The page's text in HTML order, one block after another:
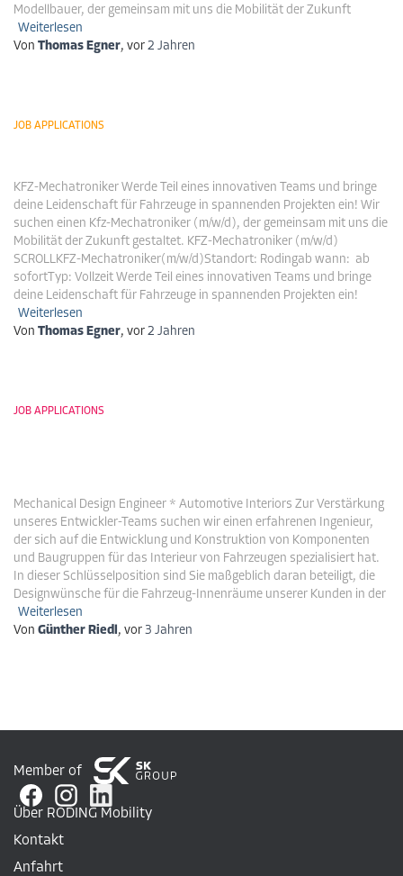
Modellbauer, der gemeinsam mit uns die Mobilität der Zukunft
Weiterlesen
Von Thomas Egner, vor 2 Jahren
JOB APPLICATIONS
KFZ-Mechatroniker Werde Teil eines innovativen Teams und bringe
deine Leidenschaft für Fahrzeuge in spannenden Projekten ein! Wir
suchen einen Kfz-Mechatroniker (m/w/d), der gemeinsam mit uns die
Mobilität der Zukunft gestaltet. KFZ-Mechatroniker (m/w/d)
SCROLLKFZ-Mechatroniker(m/w/d)Standort: Rodingab wann: ab
sofortTyp: Vollzeit Werde Teil eines innovativen Teams und bringe
deine Leidenschaft für Fahrzeuge in spannenden Projekten ein!
Weiterlesen
Von Thomas Egner, vor 2 Jahren
JOB APPLICATIONS
Mechanical Design Engineer * Automotive Interiors Zur Verstärkung
unseres Entwickler-Teams suchen wir einen erfahrenen Ingenieur,
der sich auf die Entwicklung und Konstruktion von Komponenten
und Baugruppen für das Interieur von Fahrzeugen spezialisiert hat.
In dieser Schlüsselposition sind Sie maßgeblich daran beteiligt, die
Designwünsche für die Fahrzeug-Innenräume unserer Kunden in der
Weiterlesen
Von Günther Riedl, vor 3 Jahren
Member of
Über RODING Mobility
Kontakt
Anfahrt